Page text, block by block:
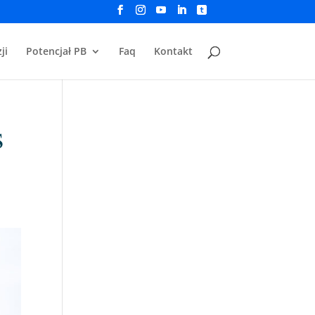
Potencjał PB Faq Kontakt